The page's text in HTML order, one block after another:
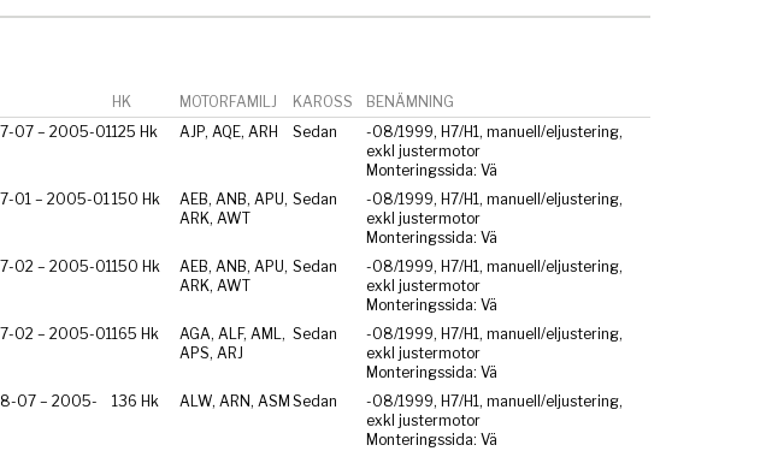
HK MOTORFAMILJ KAROSS
BENÄMNING
07 – 2005-01 125 Hk AJP, AQE, ARH Sedan
-08/1999, H7/H1, manuell/eljustering,
exkl justermotor
Monteringssida: Vä
01 – 2005-01 150 Hk
AEB, ANB, APU,
ARK, AWT
Sedan
-08/1999, H7/H1, manuell/eljustering,
exkl justermotor
Monteringssida: Vä
02 – 2005-01 150 Hk
AEB, ANB, APU,
ARK, AWT
Sedan
-08/1999, H7/H1, manuell/eljustering,
exkl justermotor
Monteringssida: Vä
02 – 2005-01 165 Hk
AGA, ALF, AML,
APS, ARJ
Sedan
-08/1999, H7/H1, manuell/eljustering,
exkl justermotor
Monteringssida: Vä
07 – 2005-
136 Hk ALW, ARN, ASM Sedan
-08/1999, H7/H1, manuell/eljustering,
exkl justermotor
Monteringssida: Vä